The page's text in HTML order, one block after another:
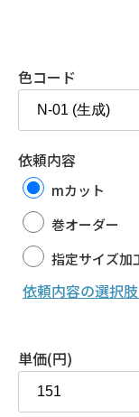
依頼内容の選択
色コード
依頼内容
mカット
巻オーダー
指定サイズ加
単価(円)